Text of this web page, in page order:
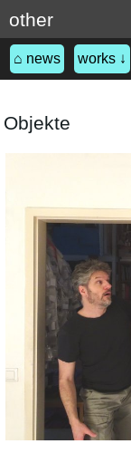
other
⌂ news works ↓
Objekte